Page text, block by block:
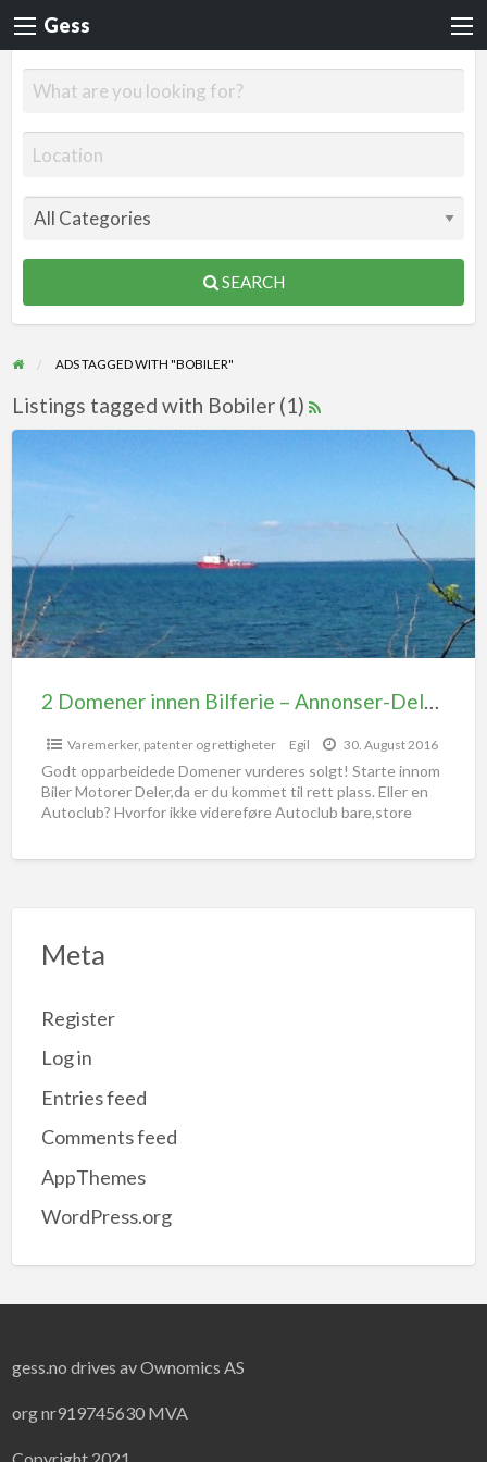
Gess
SEARCH
ADS TAGGED WITH "BOBILER"
Listings tagged with Bobiler (1)
2 Domener innen Bilferie – Annonser-Deler-Salg
Varemerker, patenter og rettigheter Egil 30. August 2016
Godt opparbeidede Domener vurderes solgt! Starte innom
Biler Motorer Deler,da er du kommet til rett plass. Eller en
Autoclub? Hvorfor ikke videreføre Autoclub bare,store
Meta
Register
Log in
Entries feed
Comments feed
AppThemes
WordPress.org
gess.no drives av Ownomics AS
org nr919745630 MVA